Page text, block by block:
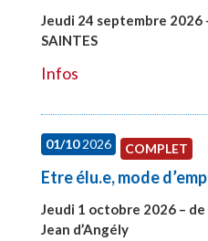
Jeudi 24 septembre 2026
SAINTES
Infos
01/102026 COMPLET
Etre élu.e, mode
Jeudi 1 octobre 2026 –
Jean d’Angély